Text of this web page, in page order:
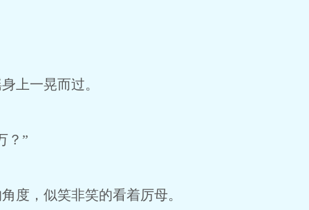
上一晃而过。
？”
度，似笑非笑的看着厉母。